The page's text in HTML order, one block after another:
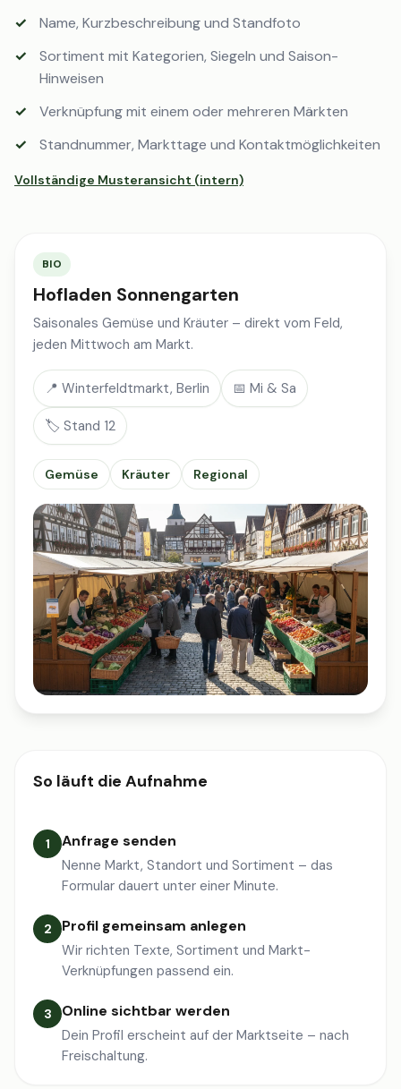
Name, Kurzbeschreibung und Standfoto
Sortiment mit Kategorien, Siegeln und Saison-
Hinweisen
Verknüpfung mit einem oder mehreren Märkten
Standnummer, Markttage und Kontaktmöglichkeiten
Vollständige Musteransicht (intern)
BIO
Hofladen Sonnengarten
Saisonales Gemüse und Kräuter – direkt vom Feld,
jeden Mittwoch am Markt.
📍 Winterfeldtmarkt, Berlin 📅 Mi & Sa
🏷️ Stand 12
Gemüse Kräuter Regional
So läuft die Aufnahme
1 Anfrage senden
Nenne Markt, Standort und Sortiment – das
Formular dauert unter einer Minute.
2 Profil gemeinsam anlegen
Wir richten Texte, Sortiment und Markt-
Verknüpfungen passend ein.
3 Online sichtbar werden
Dein Profil erscheint auf der Marktseite – nach
Freischaltung.